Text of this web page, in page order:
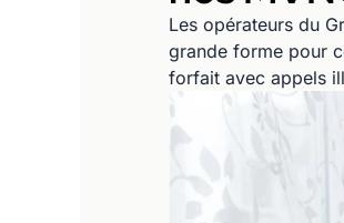
Les opérateurs du
grande forme pour
forfait avec appels